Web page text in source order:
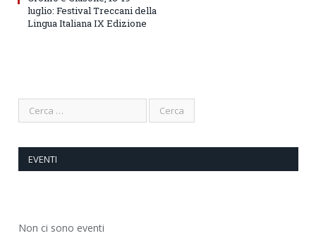
luglio: Festival Treccani della
Lingua Italiana IX Edizione
EVENTI
Non ci sono eventi